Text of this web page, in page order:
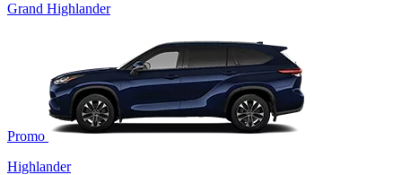
Grand Highlander
Promo
Highlander